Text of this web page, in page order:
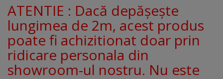
ATENTIE : Dacă depășește
lungimea de 2m, acest produs
poate fi achizitionat doar prin
ridicare personala din
showroom-ul nostru. Nu este